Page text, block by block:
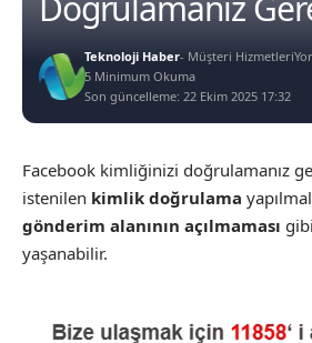
Son güncelleme: 22 Ekim 2025 17:32
Teknoloji Haber- Müşteri Hizmetleri
5 Minimum Okuma
Facebook kimliğinizi doğrulamanız
istenilen kimlik doğrulama
gönderim alanının açılmaması
yaşanabilir.